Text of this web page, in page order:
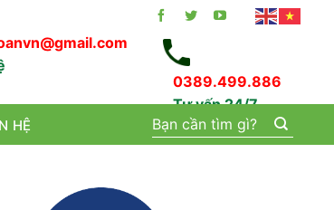
0389.499.886
Tư vấn 24/7
HỆ
Tìm
kiếm: